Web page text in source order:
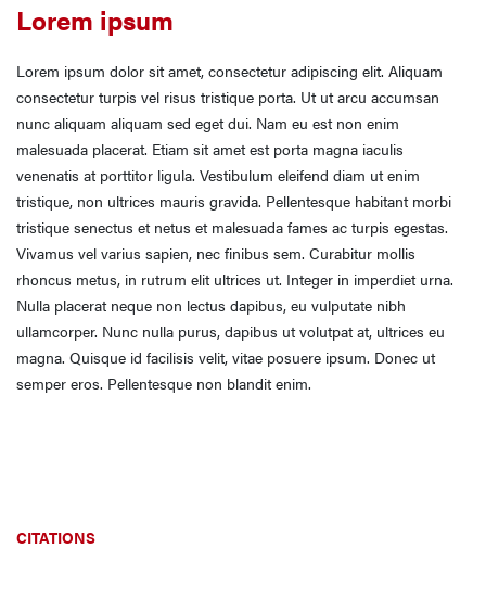
Lorem ipsum
Lorem ipsum dolor sit amet, consectetur adipiscing elit. Aliquam
consectetur turpis vel risus tristique porta. Ut ut arcu accumsan
nunc aliquam aliquam sed eget dui. Nam eu est non enim
malesuada placerat. Etiam sit amet est porta magna iaculis
venenatis at porttitor ligula. Vestibulum eleifend diam ut enim
tristique, non ultrices mauris gravida. Pellentesque habitant morbi
tristique senectus et netus et malesuada fames ac turpis egestas.
Vivamus vel varius sapien, nec finibus sem. Curabitur mollis
rhoncus metus, in rutrum elit ultrices ut. Integer in imperdiet urna.
Nulla placerat neque non lectus dapibus, eu vulputate nibh
ullamcorper. Nunc nulla purus, dapibus ut volutpat at, ultrices eu
magna. Quisque id facilisis velit, vitae posuere ipsum. Donec ut
semper eros. Pellentesque non blandit enim.
CITATIONS